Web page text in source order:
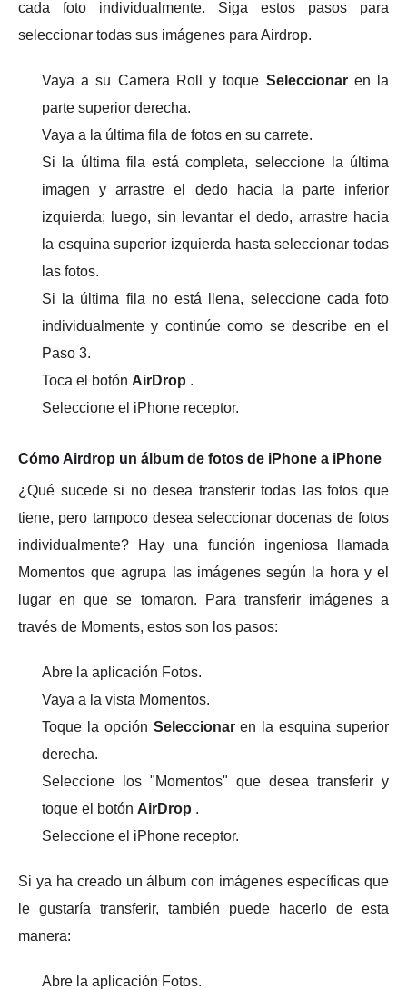
cada foto individualmente. Siga estos pasos para
seleccionar todas sus imágenes para Airdrop.
Vaya a su Camera Roll y toque Seleccionaren la
parte superior derecha.
Vaya a la última fila de fotos en su carrete.
Si la última fila está completa, seleccione la última
imagen y arrastre el dedo hacia la parte inferior
izquierda;
luego, sin levantar el dedo, arrastre hacia
la esquina superior izquierda hasta seleccionar todas
las fotos.
Si la última fila no está llena, seleccione cada foto
individualmente y continúe como se describe en el
Paso 3.
Toca el botón AirDrop .
Seleccione el iPhone receptor.
Cómo Airdrop un álbum de fotos de iPhone a iPhone
¿Qué sucede si no desea transferir todas las fotos que
tiene, pero tampoco desea seleccionar docenas de fotos
individualmente?
Hay una función ingeniosa llamada
Momentos que agrupa las imágenes según la hora y el
lugar en que se tomaron.
Para transferir imágenes a
través de Moments, estos son los pasos:
Abre la aplicación Fotos.
Vaya a la vista Momentos.
Toque la opción Seleccionaren la esquina superior
derecha.
Seleccione los "Momentos" que desea transferir y
toque el botón AirDrop .
Seleccione el iPhone receptor.
Si ya ha creado un álbum con imágenes específicas que
le gustaría transferir, también puede hacerlo de esta
manera:
Abre la aplicación Fotos.